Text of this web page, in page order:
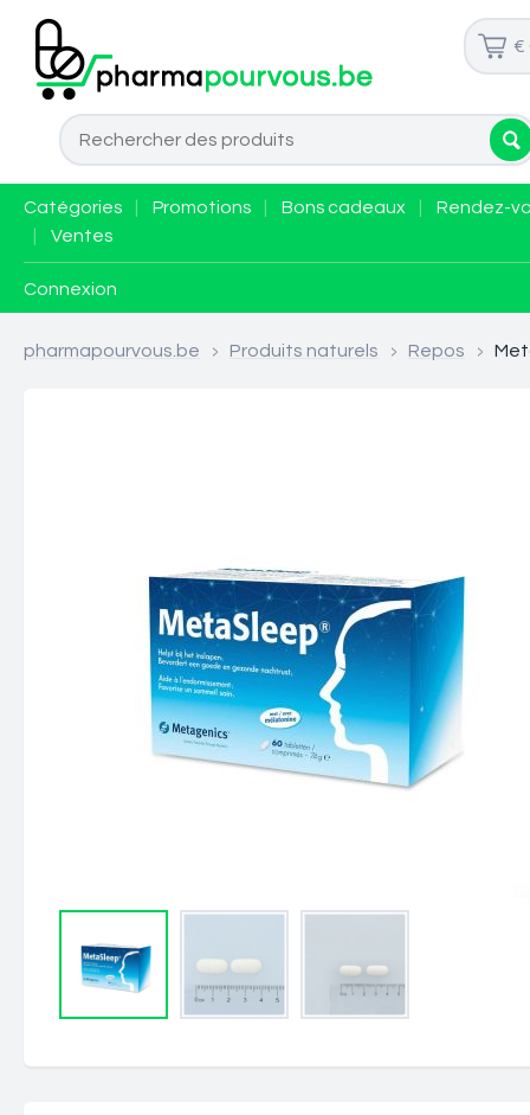
€
Catégories Promotions Bons cadeaux
Rendez-
Ventes
Connexion
pharmapourvous.be > Produits naturels > Repos >